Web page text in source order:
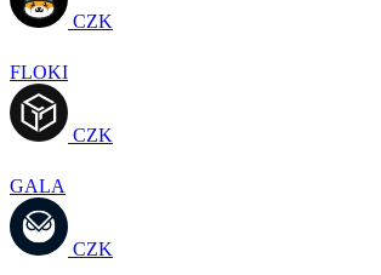
CZK
FLOKI
CZK
GALA
CZK